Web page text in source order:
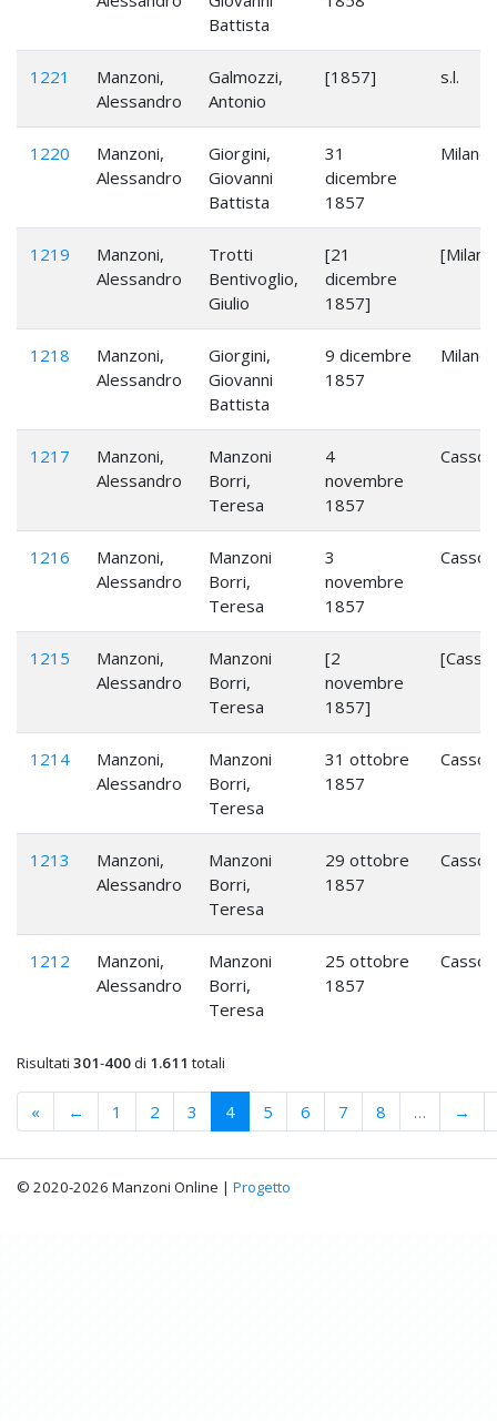
Battista
1221
Manzoni,
Alessandro
Galmozzi,
Antonio
[1857] s.l.
1220
Manzoni,
Alessandro
Giorgini,
Giovanni
Battista
31
dicembre
1857
Milano
1219
Manzoni,
Alessandro
Trotti
Bentivoglio,
Giulio
[21
dicembre
1857]
1218
Manzoni,
Alessandro
Giorgini,
Giovanni
Battista
9 dicembre
1857
Milano
1217
Manzoni,
Alessandro
Manzoni
Borri,
Teresa
4
novembre
1857
1216
Manzoni,
Alessandro
Manzoni
Borri,
Teresa
3
novembre
1857
1215
Manzoni,
Alessandro
Manzoni
Borri,
Teresa
[2
novembre
1857]
1214
Manzoni,
Alessandro
Manzoni
Borri,
Teresa
31 ottobre
1857
1213
Manzoni,
Alessandro
Manzoni
Borri,
Teresa
29 ottobre
1857
1212
Manzoni,
Alessandro
Manzoni
Borri,
Teresa
25 ottobre
1857
Risultati 301-400di 1.611 totali
« ← 1 2 3 4 5 6 7 8 … →
© 2020-2026 Manzoni Online | Progetto